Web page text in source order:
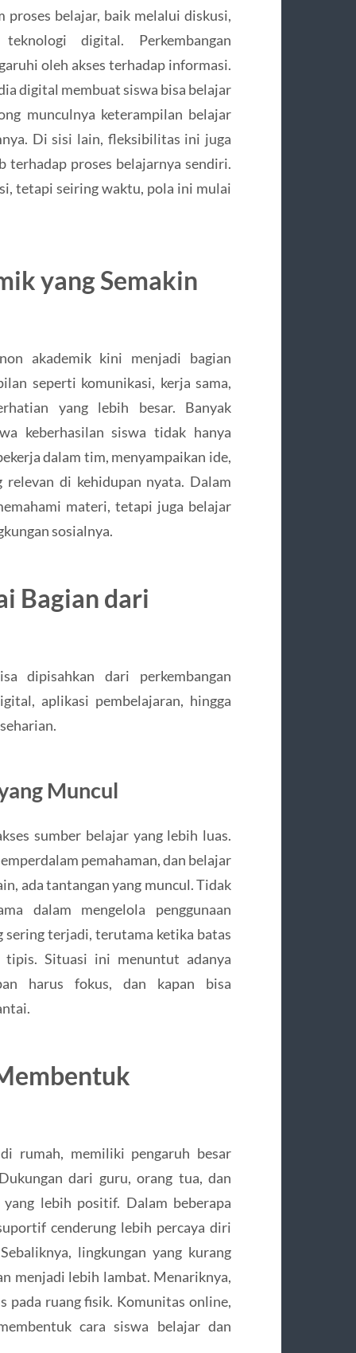
belajar, baik melalui diskusi,
digital. Perkembangan
oleh akses terhadap informasi.
digital membuat siswa bisa belajar
munculnya keterampilan belajar
Di sisi lain, fleksibilitas ini juga
proses belajarnya sendiri.
tetapi seiring waktu, pola ini mulai
yang Semakin
akademik kini menjadi bagian
seperti komunikasi, kerja sama,
yang lebih besar. Banyak
keberhasilan siswa tidak hanya
dalam tim, menyampaikan ide,
di kehidupan nyata. Dalam
materi, tetapi juga belajar
sosialnya.
Bagian dari
dipisahkan dari perkembangan
aplikasi pembelajaran, hingga
Muncul
sumber belajar yang lebih luas.
pemahaman, dan belajar
ada tantangan yang muncul. Tidak
dalam mengelola penggunaan
terjadi, terutama ketika batas
Situasi ini menuntut adanya
harus fokus, dan kapan bisa
rumah, memiliki pengaruh besar
dari guru, orang tua, dan
lebih positif. Dalam beberapa
cenderung lebih percaya diri
lingkungan yang kurang
menjadi lebih lambat. Menariknya,
pada ruang fisik. Komunitas online,
cara siswa belajar dan